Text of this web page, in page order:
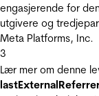
engasjerende for
utgivere og
Meta Platforms, Inc.
3
Lær mer om denne